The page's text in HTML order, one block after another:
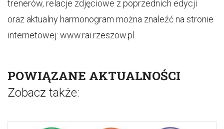
trenerów, relacje zdjęciowe z poprzednich edycji
oraz aktualny harmonogram można znaleźć na stronie
internetowej: www.rai.rzeszow.pl
POWIĄZANE AKTUALNOŚCI
Zobacz także: